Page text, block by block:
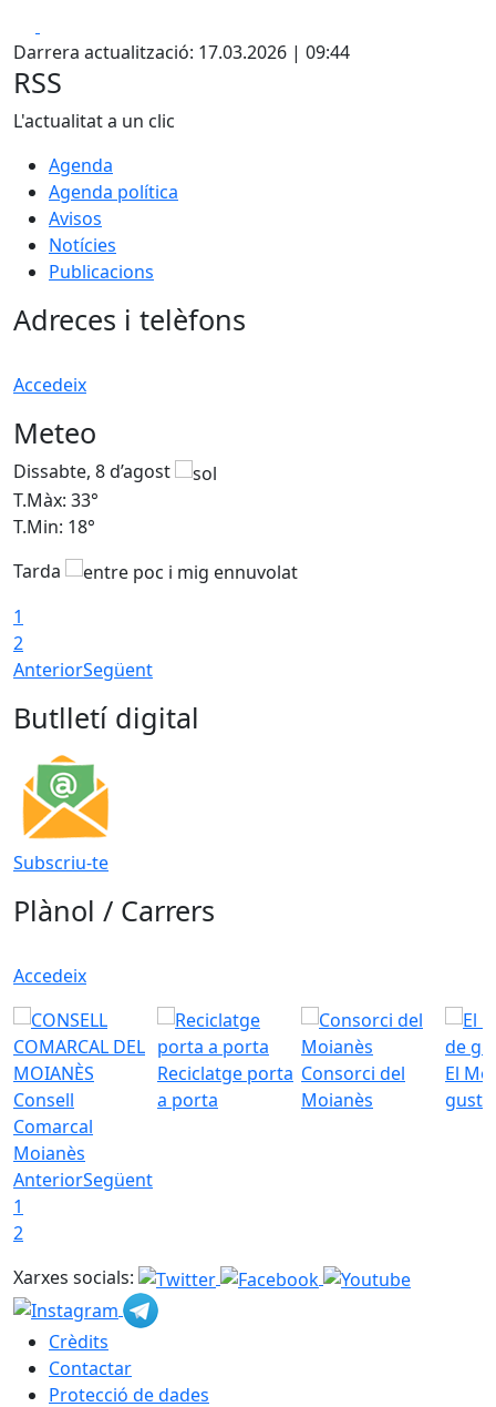
Darrera actualització: 17.03.2026 | 09:44
RSS
L'actualitat a un clic
Agenda
Agenda política
Avisos
Notícies
Publicacions
Adreces i telèfons
Accedeix
Meteo
Dissabte, 8 d’agost
T.Màx: 33°
T.Min: 18°
Tarda
1
2
AnteriorSegüent
Butlletí digital
Subscriu-te
Plànol / Carrers
Accedeix
Consell
Comarcal
Moianès
Reciclatge porta
a porta
Consorci del
Moianès
El
gust
AnteriorSegüent
1
2
Xarxes socials:
Crèdits
Contactar
Protecció de dades